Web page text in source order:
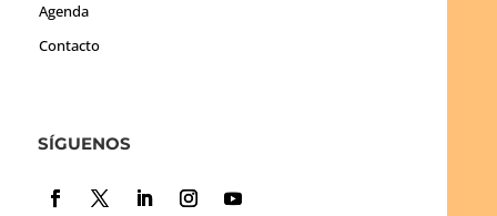
Agenda
Contacto
SÍGUENOS